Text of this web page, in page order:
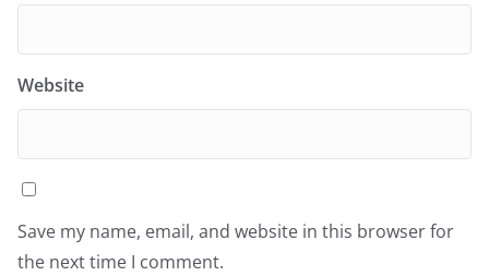
Website
Save my name, email, and website in this browser for
the next time I comment.